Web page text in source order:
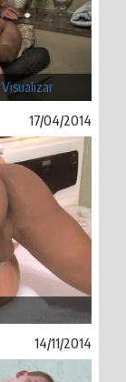
Visualizar
17/04/2014
14/11/2014